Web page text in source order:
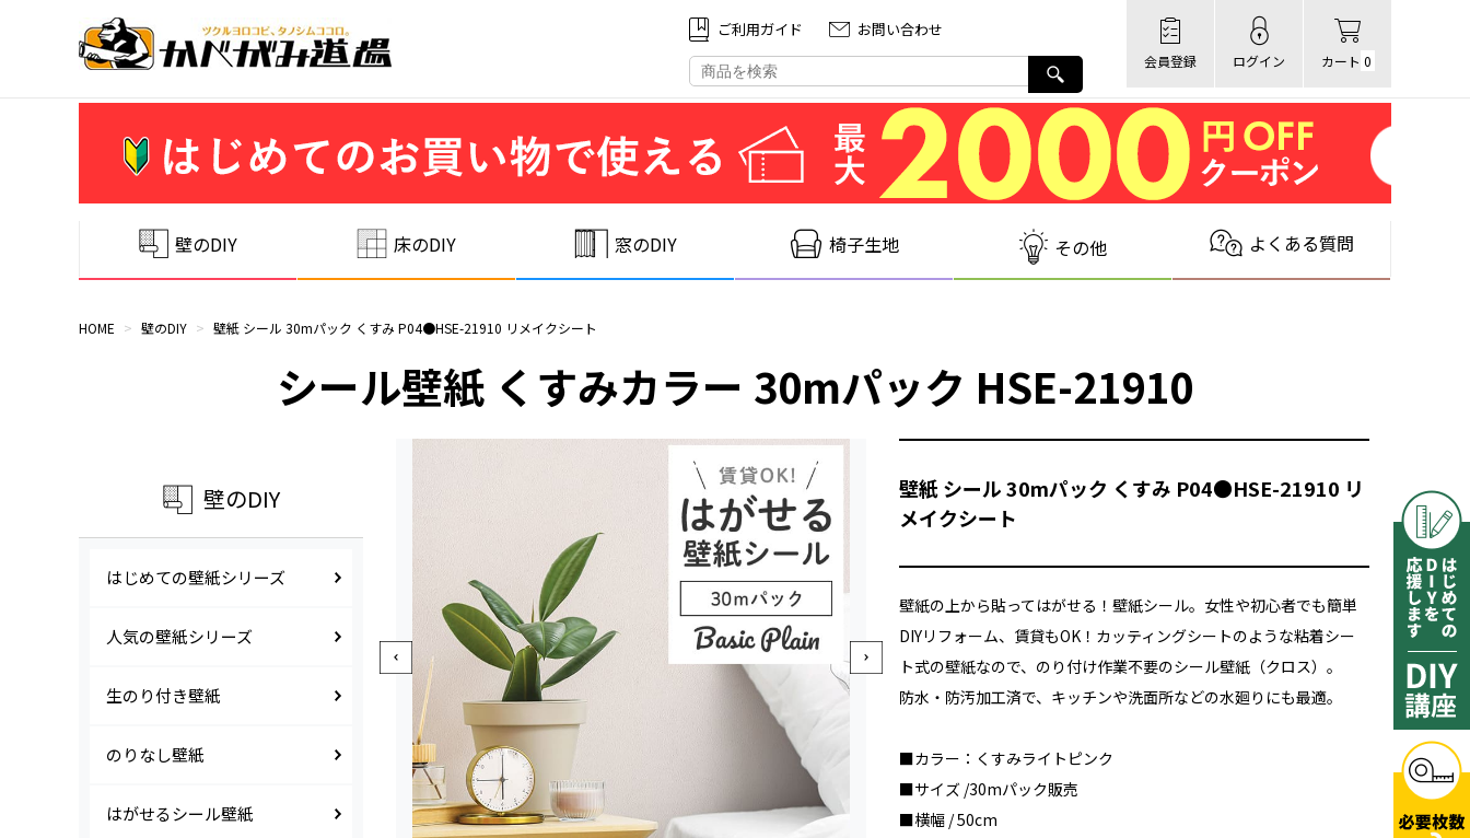
ご利⽤ガイド お問い合わせ
会員登録 ログイン カート 0
壁のDIY 床のDIY 窓のDIY 椅子生地 その他 よくある質問
HOME > 壁のDIY > 壁紙 シール 30mパック くすみ P04●HSE-21910 リメイクシート
シール壁紙 くすみカラー 30mパック HSE-21910
壁のDIY
はじめての壁紙シリーズ
人気の壁紙シリーズ
生のり付き壁紙
のりなし壁紙
はがせるシール壁紙
壁紙 シール 30mパック くすみ P04●HSE-21910 リ
メイクシート
壁紙の上から貼ってはがせる！壁紙シール。女性や初心者でも簡単
DIYリフォーム、賃貸もOK！カッティングシートのような粘着シー
ト式の壁紙なので、のり付け作業不要のシール壁紙（クロス）。
防水・防汚加工済で、キッチンや洗面所などの水廻りにも最適。
■カラー：くすみライトピンク
■サイズ /30mパック販売
■横幅 / 50cm